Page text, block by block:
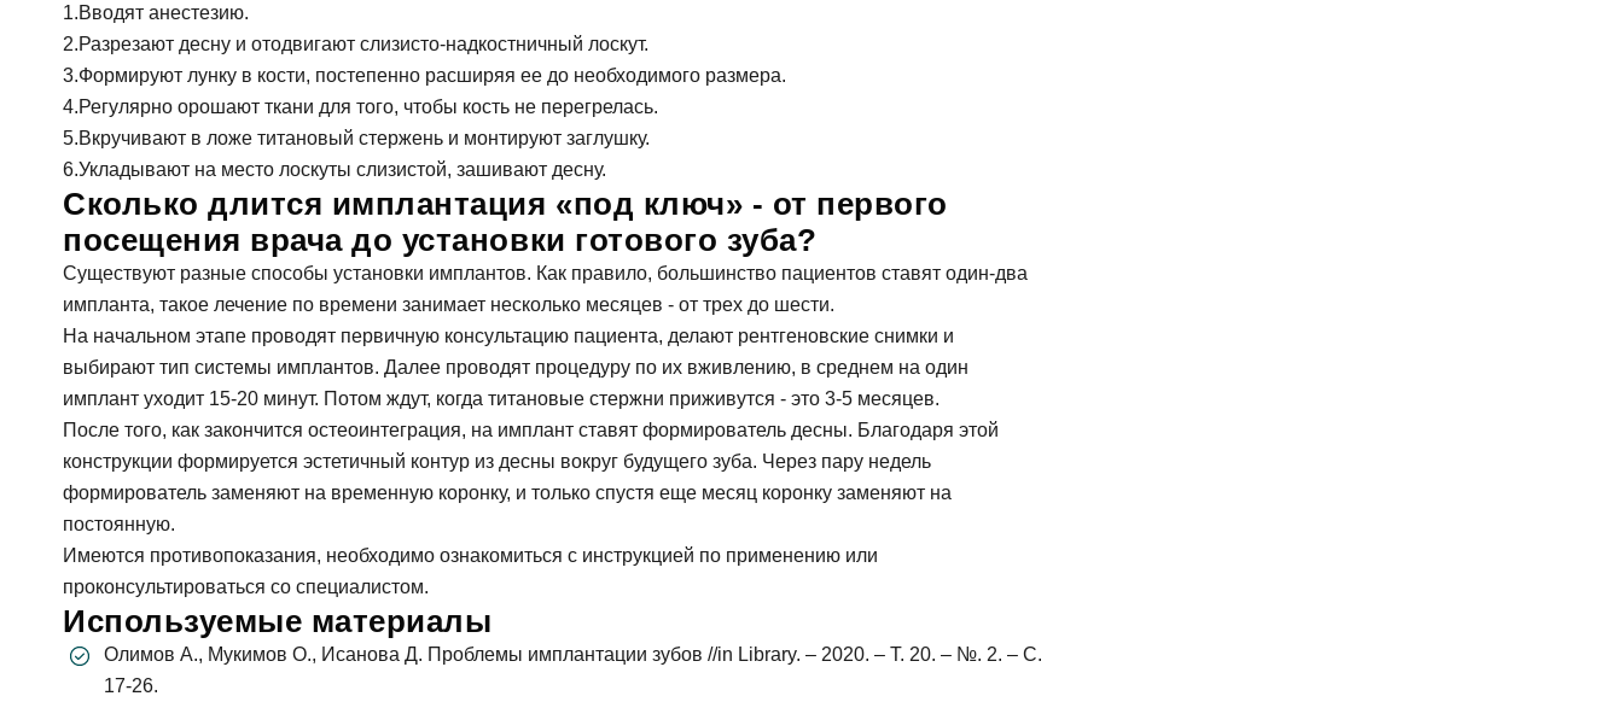
Вводят анестезию.
Разрезают десну и отодвигают слизисто-надкостничный лоскут.
Формируют лунку в кости, постепенно расширяя ее до необходимого размера.
Регулярно орошают ткани для того, чтобы кость не перегрелась.
Вкручивают в ложе титановый стержень и монтируют заглушку.
Укладывают на место лоскуты слизистой, зашивают десну.
Сколько длится имплантация «под ключ» - от первого
посещения врача до установки готового зуба?
Существуют разные способы установки имплантов. Как правило, большинство пациентов ставят один-два
импланта, такое лечение по времени занимает несколько месяцев - от трех до шести.
На начальном этапе проводят первичную консультацию пациента, делают рентгеновские снимки и
выбирают тип системы имплантов. Далее проводят процедуру по их вживлению, в среднем на один
имплант уходит 15-20 минут. Потом ждут, когда титановые стержни приживутся - это 3-5 месяцев.
После того, как закончится остеоинтеграция, на имплант ставят формирователь десны. Благодаря этой
конструкции формируется эстетичный контур из десны вокруг будущего зуба. Через пару недель
формирователь заменяют на временную коронку, и только спустя еще месяц коронку заменяют на
постоянную.
Имеются противопоказания, необходимо ознакомиться с инструкцией по применению или
проконсультироваться со специалистом.
Используемые материалы
Олимов А., Мукимов О., Исанова Д. Проблемы имплантации зубов //in Library. – 2020. – Т. 20. – №. 2. – С.
17-26.